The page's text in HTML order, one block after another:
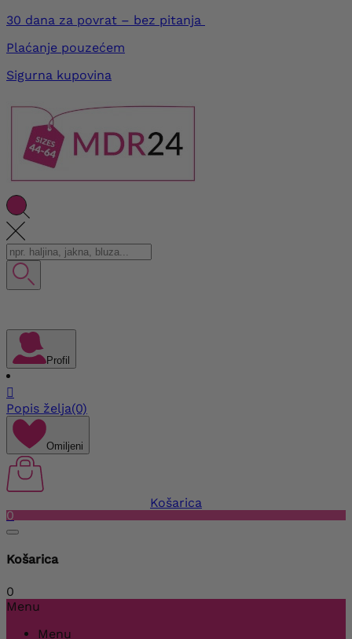
30 dana za povrat – bez pitanja
Plaćanje pouzećem
Sigurna kupovina
Profil

Popis želja(0)
Omiljeni
Košarica
0
Košarica
0
Menu
Menu